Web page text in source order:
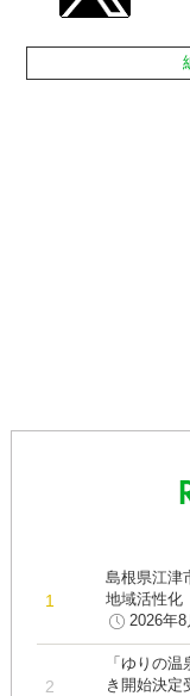
島根県江津
地域活性化
2026年8
「ゆりの
き開始決定